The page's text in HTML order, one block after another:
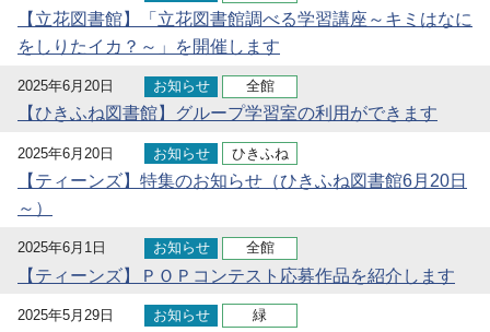
【立花図書館】「立花図書館調べる学習講座～キミはなに
をしりたイカ？～」を開催します
2025年6月20日 お知らせ 全館
【ひきふね図書館】グループ学習室の利用ができます
2025年6月20日 お知らせ ひきふね
【ティーンズ】特集のお知らせ（ひきふね図書館6月20日
～）
2025年6月1日 お知らせ 全館
【ティーンズ】ＰＯＰコンテスト応募作品を紹介します
2025年5月29日 お知らせ 緑